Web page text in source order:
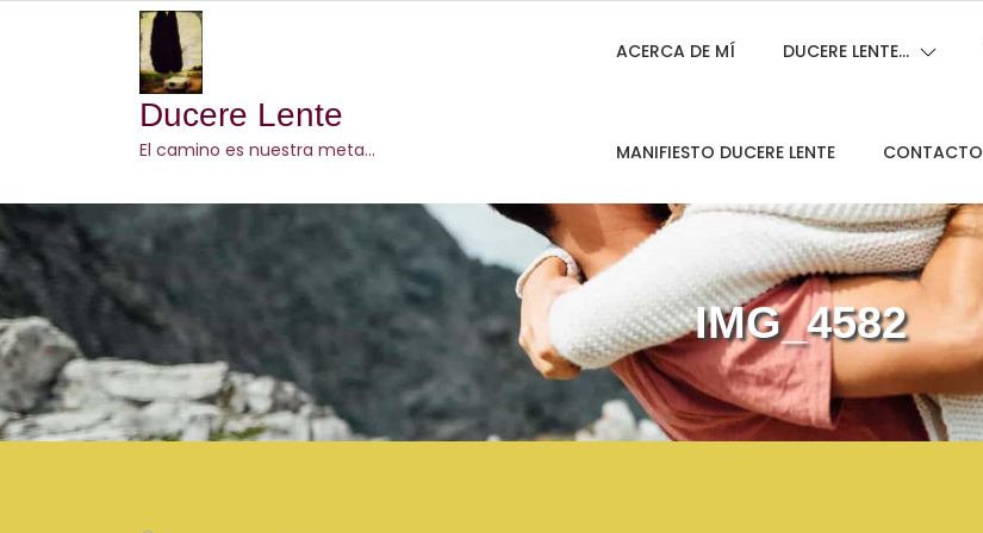
Ducere Lente
El camino es nuestra meta…
ACERCA DE MÍ DUCERE LENTE…
MANIFIESTO DUCERE LENTE CONTACTO
IMG_4582